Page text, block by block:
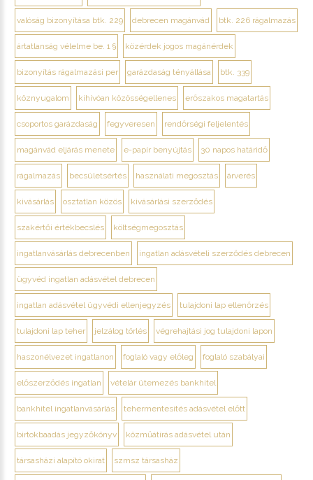
valóság bizonyítása btk. 229 debrecen magánvád btk. 226 rágalmazás
ártatlanság vélelme be. 1 § közérdek jogos magánérdek
bizonyítás rágalmazási per garázdaság tényállása btk. 339
köznyugalom kihívóan közösségellenes erőszakos magatartás
csoportos garázdaság fegyveresen rendőrségi feljelentés
magánvád eljárás menete e-papír benyújtás 30 napos határidő
rágalmazás becsületsértés használati megosztás árverés
kivásárlás osztatlan közös kivásárlási szerződés
szakértői értékbecslés költségmegosztás
ingatlanvásárlás debrecenben ingatlan adásvételi szerződés debrecen
ügyvéd ingatlan adásvétel debrecen
ingatlan adásvétel ügyvédi ellenjegyzés tulajdoni lap ellenőrzés
tulajdoni lap teher jelzálog törlés végrehajtási jog tulajdoni lapon
haszonélvezet ingatlanon foglaló vagy előleg foglaló szabályai
előszerződés ingatlan vételár ütemezés bankhitel
bankhitel ingatlanvásárlás tehermentesítés adásvétel előtt
birtokbaadás jegyzőkönyv közműátírás adásvétel után
társasházi alapító okirat szmsz társasház